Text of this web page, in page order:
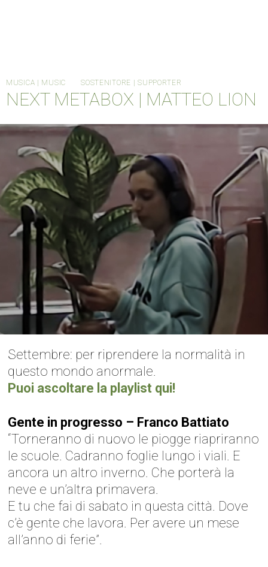
CANTIERE METABOX
ORDINARY DAYS
INFO
MTBX004
MUSICA | MUSIC SOSTENITORE | SUPPORTER
NEXT METABOX | MATTEO LION
Settembre: per riprendere la normalità in
questo mondo anormale.
Puoi ascoltare la playlist qui!
Gente in progresso – Franco Battiato
“Torneranno di nuovo le piogge riapriranno
le scuole. Cadranno foglie lungo i viali. E
ancora un altro inverno. Che porterà la
neve e un’altra primavera.
E tu che fai di sabato in questa città. Dove
c’è gente che lavora. Per avere un mese
all’anno di ferie”.